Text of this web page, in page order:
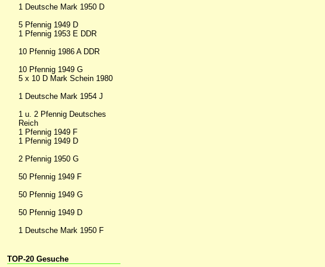
1 Deutsche Mark 1950 D
5 Pfennig 1949 D
1 Pfennig 1953 E DDR
10 Pfennig 1986 A DDR
10 Pfennig 1949 G
5 x 10 D Mark Schein 1980
1 Deutsche Mark 1954 J
1 u. 2 Pfennig Deutsches
Reich
1 Pfennig 1949 F
1 Pfennig 1949 D
2 Pfennig 1950 G
50 Pfennig 1949 F
50 Pfennig 1949 G
50 Pfennig 1949 D
1 Deutsche Mark 1950 F
TOP-20 Gesuche